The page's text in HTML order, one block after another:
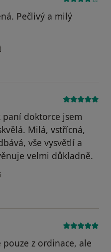
Pečlivý a milý
Dana
doktorce jsem
Milá, vstřícná,
vše vysvětlí a
velmi důkladně.
Deci
z ordinace, ale